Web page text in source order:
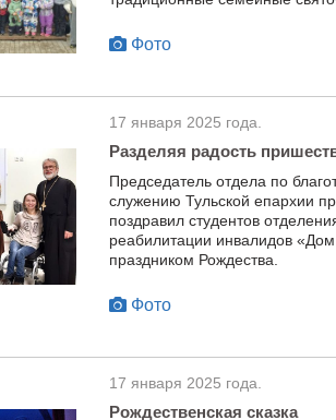
Фото
17 января 2025 года.
Разделяя радость
Председатель отдела по
служению Тульской епархии
поздравил студентов
реабилитации инвалидов
праздником Рождества.
Фото
17 января 2025 года.
Рождественская сказка